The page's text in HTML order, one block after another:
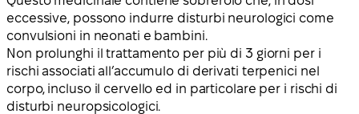
eccessive, possono indurre disturbi neurologici come
convulsioni in neonati e bambini.
Non prolunghi il trattamento per più di 3 giorni per i
rischi associati all’accumulo di derivati terpenici nel
corpo, incluso il cervello ed in particolare per i rischi di
disturbi neuropsicologici.